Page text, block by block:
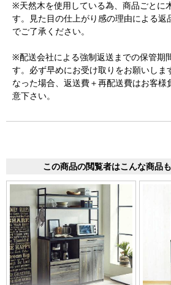
※天然木を使用している為、商品ごとに
す。見た目の仕上がり感の理由による返
でご了承ください。
※配送会社による強制返送までの保管期
す。必ず早めにお受け取りをお願いしま
なった場合、返送費＋再配送費はお客様
意下さい。
この商品の閲覧者はこんな商品